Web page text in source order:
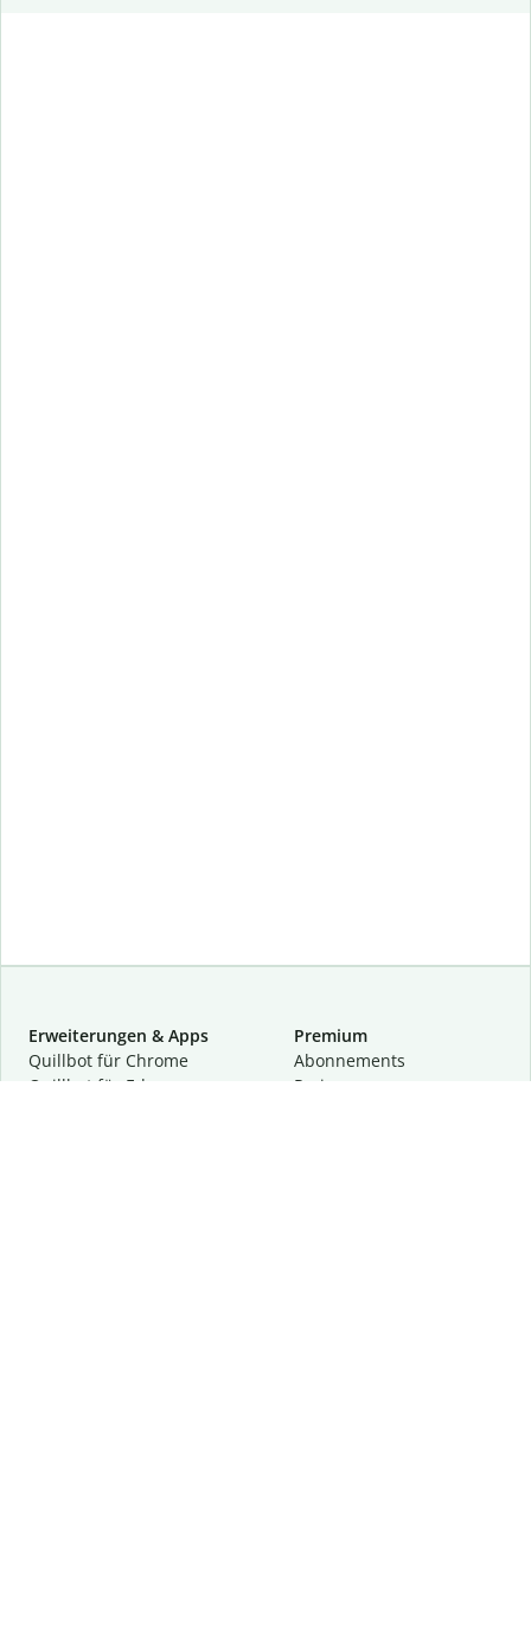
Erweiterungen & Apps
Quillbot für Chrome
Quillbot für Edge
Premium
Abon­ne­ments
Preise